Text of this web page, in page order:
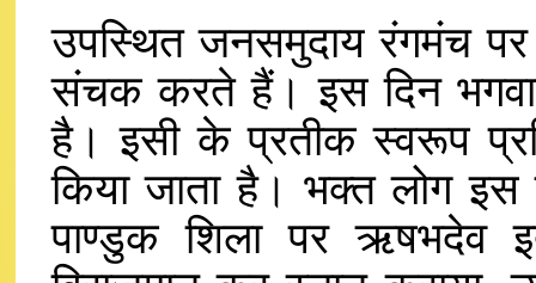
उपस्थित जनसमुदाय रंगमंच
संचक करते हैं। इस दिन
है। इसी के प्रतीक स्वरूप
किया जाता है। भक्त लोग
पाण्डुक शिला पर ऋषभदेव